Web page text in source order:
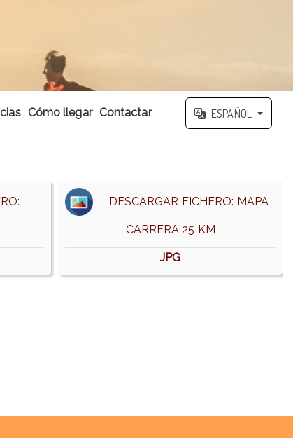
Cómo llegar Contactar ESPAÑOL
DESCARGAR FICHERO: MAPA
CARRERA 25 KM
JPG